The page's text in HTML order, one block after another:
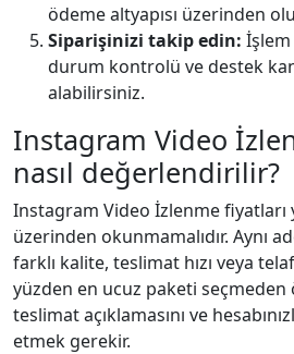
ödeme altyapısı üzerinden
Siparişinizi takip edin:
durum kontrolü ve destek
alabilirsiniz.
Instagram Video
nasıl değerlendirilir?
Instagram Video İzlenme fiyatları
üzerinden okunmamalıdır. Aynı
farklı kalite, teslimat hızı veya
yüzden en ucuz paketi
teslimat açıklamasını ve
etmek gerekir.